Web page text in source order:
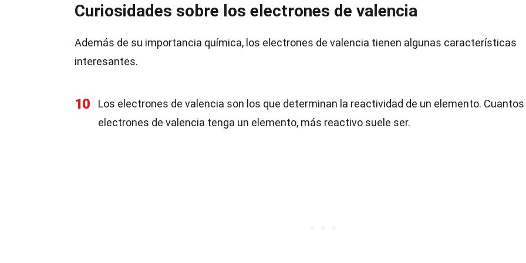
Curiosidades sobre los electrones de valencia
Además de su importancia química, los electrones de valencia tienen algunas características
interesantes.
10
Los electrones de valencia son los que determinan la reactividad de un elemento.
electrones de valencia tenga un elemento, más reactivo suele ser.